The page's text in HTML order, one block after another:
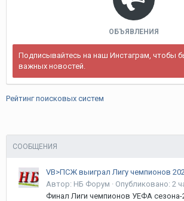
ОБЪЯВЛЕНИЯ
Подписывайтесь на наш Инстаграм, чтобы
важных новостей.
Рейтинг поисковых систем
СООБЩЕНИЯ
Автор: НБ Форум · Опубликовано: 2
Финал Лиги чемпионов УЕФА